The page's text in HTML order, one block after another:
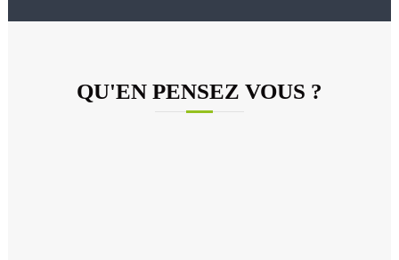
QU'EN PENSEZ VOUS ?